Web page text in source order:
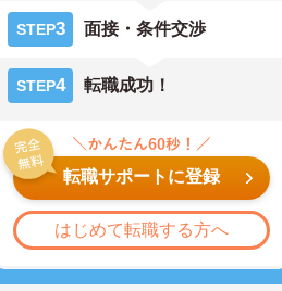
STEP3 面接・条件交渉
STEP4 転職成功！
転職サポートに登録
はじめて転職する方へ